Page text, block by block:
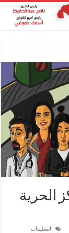
الحرية
التعليقات